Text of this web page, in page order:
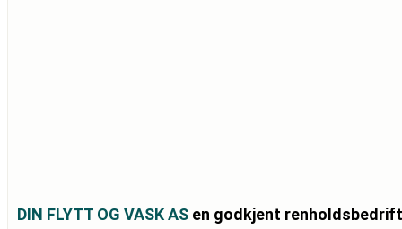
DIN FLYTT OG VASK AS en godkjent